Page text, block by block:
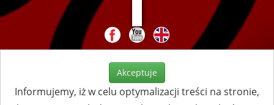
Akceptuje
Informujemy, iż w celu optymalizacji treści na stronie,